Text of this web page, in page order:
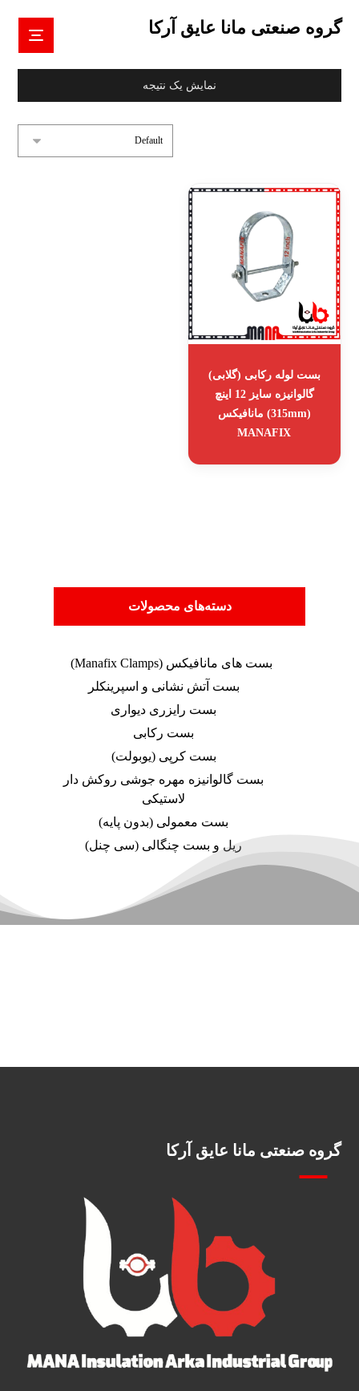
گروه صنعتی مانا عایق آرکا
نمایش یک نتیجه
بست لوله رکابی (گلابی)
گالوانیزه سایز 12 اینچ
(315mm) مانافیکس
MANAFIX
دسته‌های محصولات
بست های مانافیکس (Manafix Clamps)
بست آتش نشانی و اسپرینکلر
بست رایزری دیواری
بست رکابی
بست کرپی (یوبولت)
بست گالوانیزه مهره جوشی روکش دار
لاستیکی
بست معمولی (بدون پایه)
ریل و بست چنگالی (سی چنل)
گروه صنعتی مانا عایق آرکا